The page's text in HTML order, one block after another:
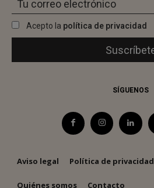
Acepto la política de privacidad
SÍGUENOS
Aviso legal Política de privacidad
Quiénes somos Contacto